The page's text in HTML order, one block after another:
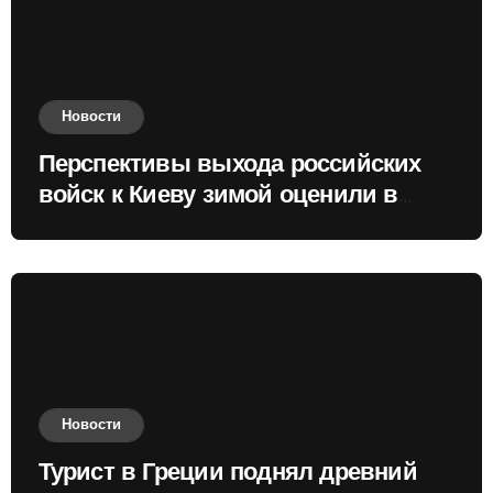
Новости
Перспективы выхода российских
войск к Киеву зимой оценили в
Новости
Турист в Греции поднял древний